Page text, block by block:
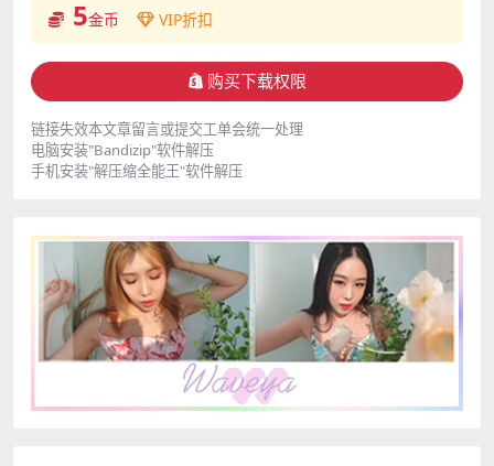
5金币 VIP折扣
购买下载权限
链接失效本文章留言或提交工单会统一处理
电脑安装"Bandizip"软件解压
手机安装"解压缩全能王"软件解压